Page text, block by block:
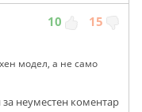
10 15
модел, а не само
неуместен коментар